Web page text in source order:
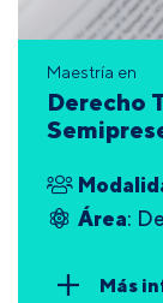
Maestría en
Derecho
Área:
Más